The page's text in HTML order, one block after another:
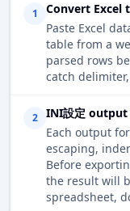
1
Convert Excel
Paste Excel
table from a
parsed rows
catch
2
INI設定
Each output
escaping,
Before
the result will
spreadsheet,